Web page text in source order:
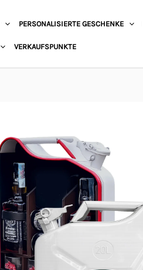
PERSONALISIERTE GESCHENKE
VERKAUFSPUNKTE